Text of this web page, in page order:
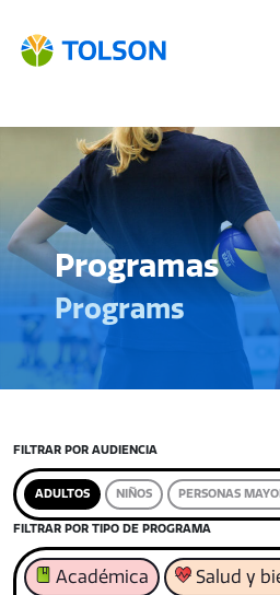
Programas
Programs
FILTRAR POR AUDIENCIA
ADULTOS NIÑOS PERSONAS
FILTRAR POR TIPO DE PROGRAMA
Académica Salud y